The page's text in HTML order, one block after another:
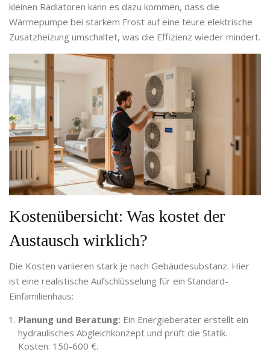
kleinen Radiatoren kann es dazu kommen, dass die
Wärmepumpe bei starkem Frost auf eine teure elektrische
Zusatzheizung umschaltet, was die Effizienz wieder mindert.
Kostenübersicht: Was kostet der
Austausch wirklich?
Die Kosten variieren stark je nach Gebäudesubstanz. Hier
ist eine realistische Aufschlüsselung für ein Standard-
Einfamilienhaus:
Planung und Beratung: Ein Energieberater erstellt ein
hydraulisches Abgleichkonzept und prüft die Statik.
Kosten: 150-600 €.